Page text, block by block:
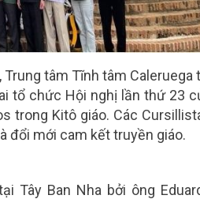
tâm Tĩnh tâm Caleruega
tổ chức Hội nghị lần thứ 23
trong Kitô giáo. Các
đổi mới cam kết truyền giáo.
Tây Ban Nha bởi ông